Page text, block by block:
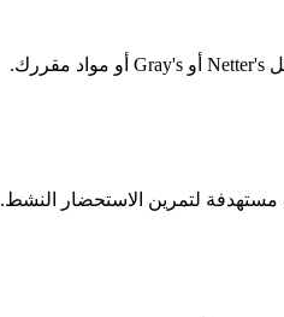
مستهدفة لتمرين الاستحضار النشط.